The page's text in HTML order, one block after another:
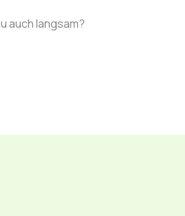
auch langsam?